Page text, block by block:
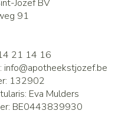
Jozef BV
91
21 14 16
info@apotheekstjozef.be
132902
Eva Mulders
BE0443839930